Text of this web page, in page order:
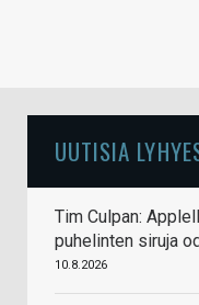
UUTISIA
Tim Culpan:
puhelinten siruja
10.8.2026